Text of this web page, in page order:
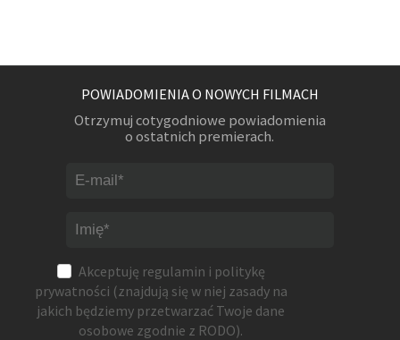
POWIADOMIENIA O NOWYCH FILMACH
Otrzymuj cotygodniowe powiadomienia
o ostatnich premierach.
Akceptuję regulamin i politykę
prywatności (znajdują się w niej zasady na
jakich będziemy przetwarzać Twoje dane
osobowe zgodnie z RODO).